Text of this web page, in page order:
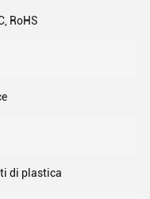
RoHS
di plastica